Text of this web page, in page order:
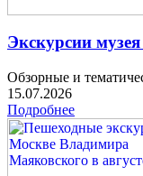
Экскурсии музея
Обзорные и
15.07.2026
Подробнее